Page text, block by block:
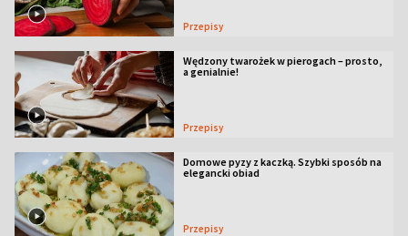
Przepisy
Wędzony twarożek w pierogach – prosto,
a genialnie!
Przepisy
Domowe pyzy z kaczką. Szybki sposób na
elegancki obiad
Przepisy